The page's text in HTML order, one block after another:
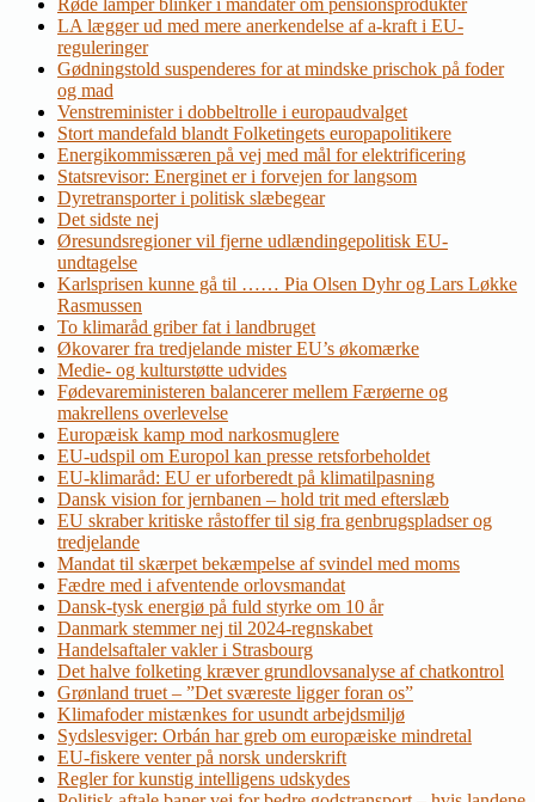
Røde lamper blinker i mandater om pensionsprodukter
LA lægger ud med mere anerkendelse af a-kraft i EU-
reguleringer
Gødningstold suspenderes for at mindske prischok på foder
og mad
Venstreminister i dobbeltrolle i europaudvalget
Stort mandefald blandt Folketingets europapolitikere
Energikommissæren på vej med mål for elektrificering
Statsrevisor: Energinet er i forvejen for langsom
Dyretransporter i politisk slæbegear
Det sidste nej
Øresundsregioner vil fjerne udlændingepolitisk EU-
undtagelse
Karlsprisen kunne gå til …… Pia Olsen Dyhr og Lars Løkke
Rasmussen
To klimaråd griber fat i landbruget
Økovarer fra tredjelande mister EU’s økomærke
Medie- og kulturstøtte udvides
Fødevareministeren balancerer mellem Færøerne og
makrellens overlevelse
Europæisk kamp mod narkosmuglere
EU-udspil om Europol kan presse retsforbeholdet
EU-klimaråd: EU er uforberedt på klimatilpasning
Dansk vision for jernbanen – hold trit med efterslæb
EU skraber kritiske råstoffer til sig fra genbrugspladser og
tredjelande
Mandat til skærpet bekæmpelse af svindel med moms
Fædre med i afventende orlovsmandat
Dansk-tysk energiø på fuld styrke om 10 år
Danmark stemmer nej til 2024-regnskabet
Handelsaftaler vakler i Strasbourg
Det halve folketing kræver grundlovsanalyse af chatkontrol
Grønland truet – ”Det sværeste ligger foran os”
Klimafoder mistænkes for usundt arbejdsmiljø
Sydslesviger: Orbán har greb om europæiske mindretal
EU-fiskere venter på norsk underskrift
Regler for kunstig intelligens udskydes